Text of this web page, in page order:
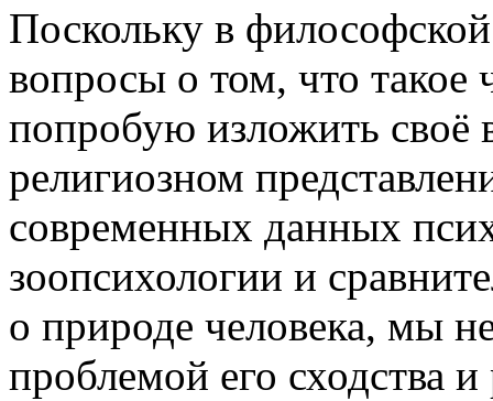
Поскольку в
вопросы о том, что такое
попробую изложить своё
религиозном
современных данных
зоопсихологии и
о природе человека, мы
проблемой его сходства